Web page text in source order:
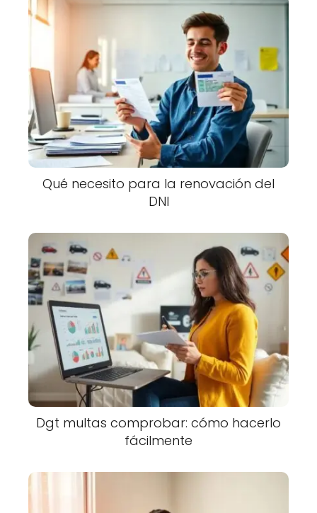
Qué necesito para la renovación del
DNI
Dgt multas comprobar: cómo hacerlo
fácilmente